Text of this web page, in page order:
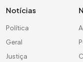
Notícias
Política
Geral
Justiça